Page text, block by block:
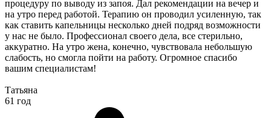
процедуру по выводу из запоя. Дал рекомендации на вечер и
на утро перед работой. Терапию он проводил усиленную, так
как ставить капельницы несколько дней подряд возможности
у нас не было. Профессионал своего дела, все стерильно,
аккуратно. На утро жена, конечно, чувствовала небольшую
слабость, но смогла пойти на работу. Огромное спасибо
вашим специалистам!
Татьяна
61 год